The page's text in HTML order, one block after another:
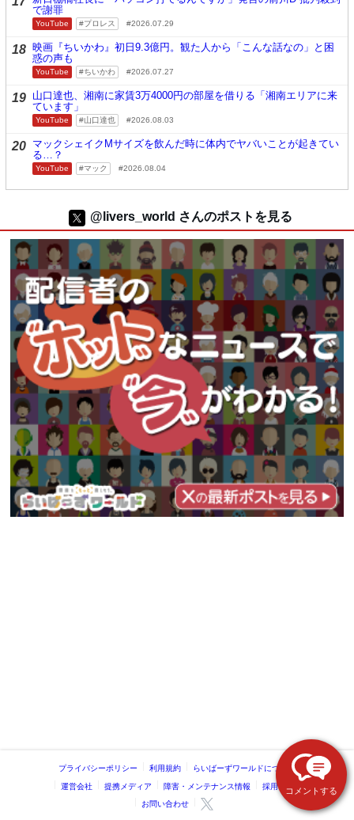
コメントする
で謝罪
YouTube プロレス 2026.07.29
18 映画『ちいかわ』初日9.3億円。観た人から「こんな話なの」と困
惑の声も
YouTube ちいかわ 2026.07.27
19 山口達也、湘南に家賃3万4000円の部屋を借りる「湘南エリアに来
ています」
YouTube 山口達也 2026.08.03
20 マックシェイクMサイズを飲んだ時に体内でヤバいことが起きてい
る…？
YouTube マック 2026.08.04
@livers_world さんのポストを見る
プライバシーポリシー 利用規約 らいばーずワールドについて
運営会社 提携メディア 障害・メンテナンス情報 採用情報
お問い合わせ